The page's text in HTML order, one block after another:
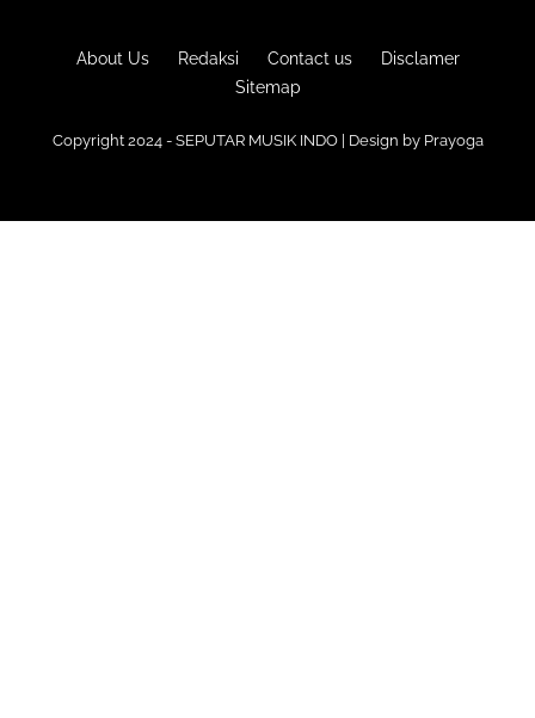
Copyright 2024 - SEPUTAR MUSIK INDO | Design by Prayoga
About Us Redaksi Contact us
Disclamer
Sitemap